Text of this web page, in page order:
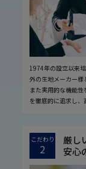
1974年の設立以来
外の生地メーカー様
また実用的な機能
を徹底的に追求し
こだわり
2
厳し
安心